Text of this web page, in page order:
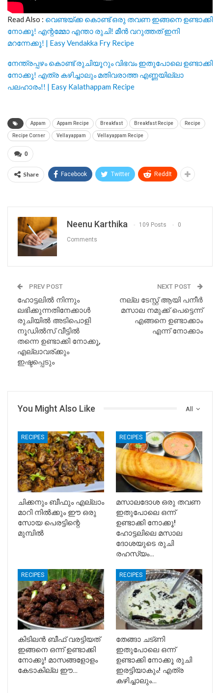
Read Also : വെണ്ടയ്ക്ക കൊണ്ട് ഒരു തവണ ഇങ്ങനെ ഉണ്ടാക്കി
നോക്കൂ! എന്റമ്മോ എന്താ രുചി! മീൻ വറുത്തത് ഇനി
മറന്നേക്കൂ! | Easy Vendakka Fry Recipe
നേന്ത്രപ്പഴം കൊണ്ട് രുചിയൂറും വിഭവം ഇതുപോലെ ഉണ്ടാക്കി
നോക്കൂ! എത്ര കഴിച്ചാലും മതിവരാത്ത എണ്ണയില്ലാ
പലഹാരം!! | Easy Kalathappam Recipe
Appam Appam Recipe Breakfast Breakfast Recipe Recipe
Recipe Corner Vellayappam Vellayappam Recipe
0
Share Facebook Twitter ReddIt
Neenu Karthika 109 Posts 0
Comments
PREV POST
ഹോട്ടലിൽ നിന്നും
ലഭിക്കുന്നതിനേക്കാൾ
രുചിയിൽ അടിപൊളി
നൂഡിൽസ് വീട്ടിൽ
തന്നെ ഉണ്ടാക്കി നോക്കൂ,
എല്ലാവര്ക്കും
ഇഷ്ടപ്പെടും
NEXT POST
നല്ല ടേസ്റ്റ് ആയി പനീർ
മസാല നമുക്ക് പെട്ടെന്ന്
എങ്ങനെ ഉണ്ടാക്കാം
എന്ന് നോക്കാം
All
You Might Also Like
RECIPES
ചിക്കനും ബീഫും എല്ലാം
മാറി നിൽക്കും ഈ ഒരു
സോയ പെരട്ടിന്റെ
മുമ്പിൽ
RECIPES
മസാലദോശ ഒരു തവണ
ഇതുപോലെ ഒന്ന്
ഉണ്ടാക്കി നോക്കൂ!
ഹോട്ടലിലെ മസാല
ദോശയുടെ രുചി
രഹസ്യം…
RECIPES
കിടിലൻ ബീഫ് വരട്ടിയത്
ഇങ്ങനെ ഒന്ന് ഉണ്ടാക്കി
നോക്കൂ! മാസങ്ങളോളം
കേടാകില്ല ഈ…
RECIPES
തേങ്ങാ ചട്ണി
ഇതുപോലെ ഒന്ന്
ഉണ്ടാക്കി നോക്കൂ രുചി
ഇരട്ടിയാകും! എത്ര
കഴിച്ചാലും…